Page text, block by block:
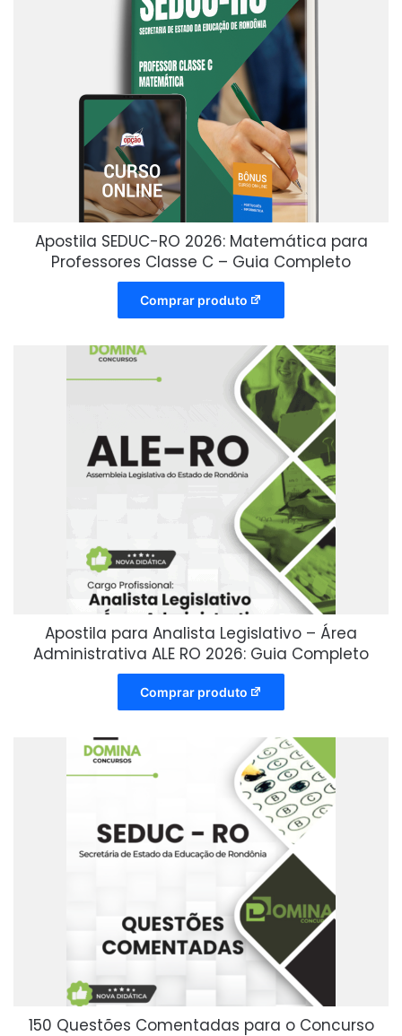
Apostila SEDUC-RO 2026: Matemática para
Professores Classe C – Guia Completo
Comprar produto
Apostila para Analista Legislativo – Área
Administrativa ALE RO 2026: Guia Completo
Comprar produto
150 Questões Comentadas para o Concurso